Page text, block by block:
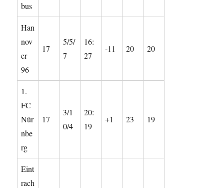
bus
Han
nov
er
96
17
5/5/
7
16:
27
-11 20 20
1.
FC
Nür
nbe
rg
17
3/1
0/4
20:
19
+1 23 19
Eint
rach